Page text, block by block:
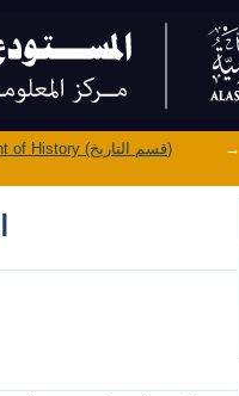
Department of History (قسم التاريخ) →